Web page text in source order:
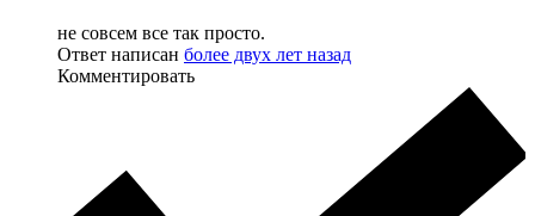
не совсем все так просто.
Ответ написан более двух лет назад
Комментировать